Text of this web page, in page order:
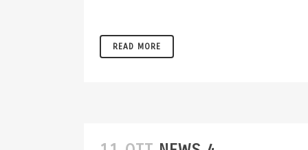
READ MORE